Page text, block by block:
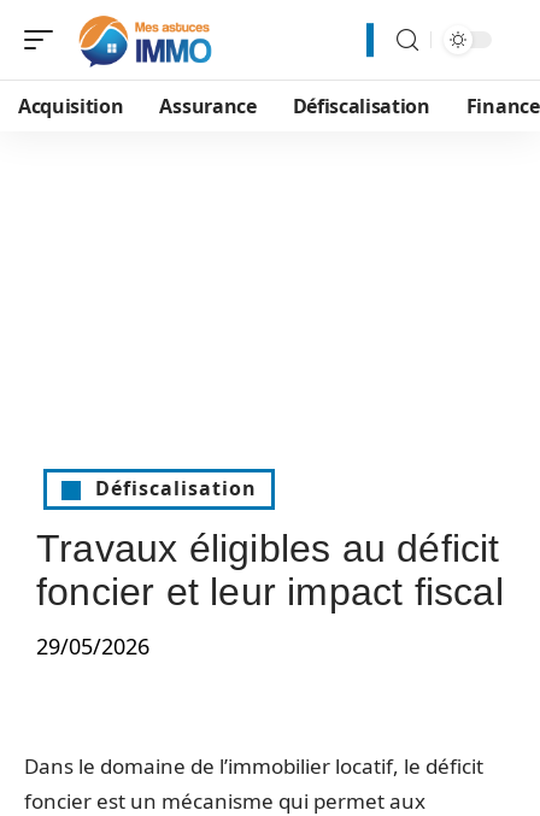
Acquisition Assurance Défiscalisation
Défiscalisation
Travaux éligibles au déficit
foncier et leur impact fiscal
29/05/2026
Dans le domaine de l’immobilier locatif, le déficit
foncier est un mécanisme qui permet aux